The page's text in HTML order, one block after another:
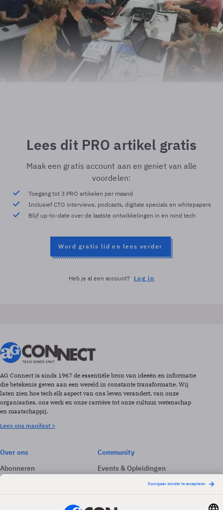
Lees dit PRO artikel gratis
Maak een gratis account aan en geniet van alle
voordelen:
Toegang tot 3 PRO artikelen per maand
Inclusief CTO interviews, podcasts, digitale specials en whitepapers
Blijf up-to-date over de laatste ontwikkelingen in en rond tech
Word gratis lid en lees verder
Heb je al een account? Log in
AG Connect is sinds 1967 de essentiële bron van ideeën en informatie
die betekenis geven aan een wereld in constante transformatie. Wij
laten zien hoe tech elk aspect van ons leven verandert, van onze
organisaties, ons werk en onze carrière tot onze cultuur, wetenschap
en maatschappij.
Lees ons manifest >
Over ons
Abonneren
Adverteren
Community
Events & Opleidingen